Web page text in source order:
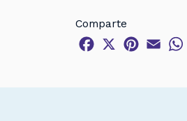
Comparte
Facebook
X Pinterest
Email